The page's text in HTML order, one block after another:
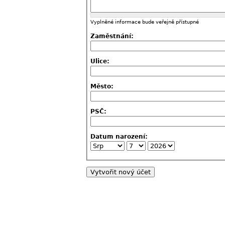
Vyplněné informace bude veřejně přístupné
Zaměstnání:
Ulice:
Město:
PSČ:
Datum narození: